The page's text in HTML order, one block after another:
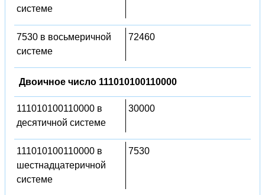
системе
7530 в восьмеричной
системе
72460
Двоичное число 111010100110000
111010100110000 в
десятичной системе
30000
111010100110000 в
шестнадцатеричной
системе
7530